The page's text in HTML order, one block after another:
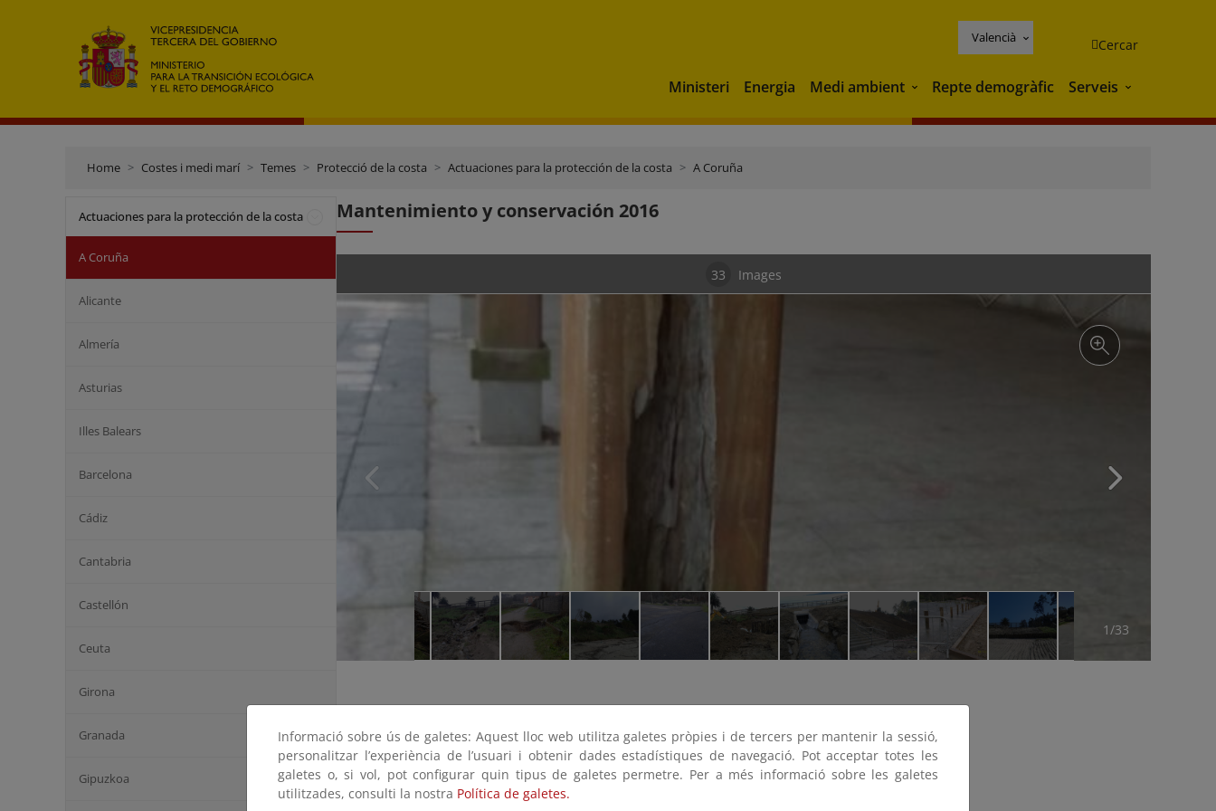
Valencià Cercar
Ministeri Energia Medi ambient Medi ambient
Repte demogràfic Serveis Serveis
Home Costes i medi marí Temes Protecció de la costa Actuaciones para la protección de la costa A Coruña
Actuaciones para la protección de la costa
A Coruña
Alicante
Almería
Asturias
Illes Balears
Barcelona
Cádiz
Cantabria
Castellón
Ceuta
Girona
Granada
Gipuzkoa
Mantenimiento y conservación 2016
33 Images
1/33
Informació sobre ús de galetes: Aquest lloc web utilitza galetes pròpies i de tercers per mantenir la sessió,
personalitzar l’experiència de l’usuari i obtenir dades estadístiques de navegació. Pot acceptar totes les
galetes o, si vol, pot configurar quin tipus de galetes permetre. Per a més informació sobre les galetes
utilitzades, consulti la nostra Política de galetes.